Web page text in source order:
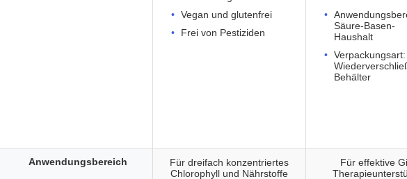
Vegan und glutenfrei
Frei von Pestiziden
Säure-Basen-
Haushalt
Verpackungsart:
Behälter
Für dreifach konzentriertes
Chlorophyll und Nährstoffe
Für effektive
Anwendungsbereich